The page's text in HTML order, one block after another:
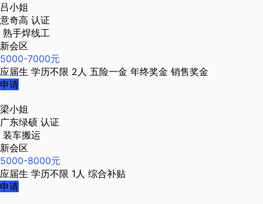
吕小姐
意奇高 认证
熟手焊线工
新会区
5000-7000元
应届生 学历不限 2人 五险一金 年终奖金 销售奖金
申请
梁小姐
广东绿硕 认证
装车搬运
新会区
5000-8000元
应届生 学历不限 1人 综合补贴
申请